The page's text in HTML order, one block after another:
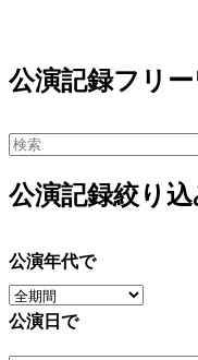
公演記録フリ
公演記録絞り
公演年代で
公演日で